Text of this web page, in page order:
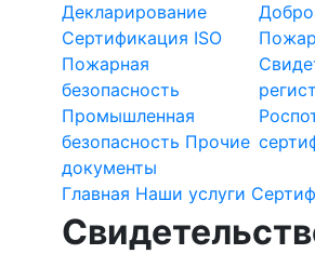
Декларирование
Сертификация ISO
Пожарная
безопасность
Промышленная
безопасность Прочие
документы
Главная Наши услуги